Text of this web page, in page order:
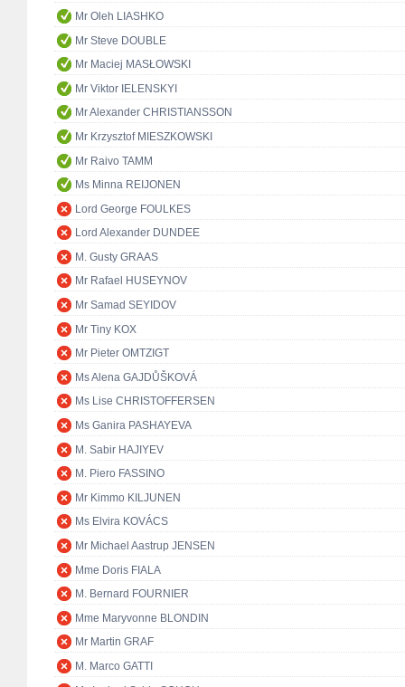
Mr Oleh LIASHKO
Mr Steve DOUBLE
Mr Maciej MASŁOWSKI
Mr Viktor IELENSKYI
Mr Alexander CHRISTIANSSON
Mr Krzysztof MIESZKOWSKI
Mr Raivo TAMM
Ms Minna REIJONEN
Lord George FOULKES
Lord Alexander DUNDEE
M. Gusty GRAAS
Mr Rafael HUSEYNOV
Mr Samad SEYIDOV
Mr Tiny KOX
Mr Pieter OMTZIGT
Ms Alena GAJDŮŠKOVÁ
Ms Lise CHRISTOFFERSEN
Ms Ganira PASHAYEVA
M. Sabir HAJIYEV
M. Piero FASSINO
Mr Kimmo KILJUNEN
Ms Elvira KOVÁCS
Mr Michael Aastrup JENSEN
Mme Doris FIALA
M. Bernard FOURNIER
Mme Maryvonne BLONDIN
Mr Martin GRAF
M. Marco GATTI